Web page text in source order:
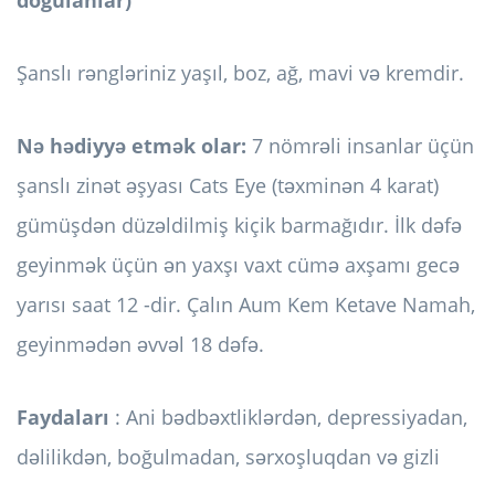
Şanslı rəngləriniz yaşıl, boz, ağ, mavi və kremdir.
Nə hədiyyə etmək olar: 7 nömrəli insanlar üçün
şanslı zinət əşyası Cats Eye (təxminən 4 karat)
gümüşdən düzəldilmiş kiçik barmağıdır. İlk dəfə
geyinmək üçün ən yaxşı vaxt cümə axşamı gecə
yarısı saat 12 -dir. Çalın Aum Kem Ketave Namah,
geyinmədən əvvəl 18 dəfə.
Faydaları : Ani bədbəxtliklərdən, depressiyadan,
dəlilikdən, boğulmadan, sərxoşluqdan və gizli